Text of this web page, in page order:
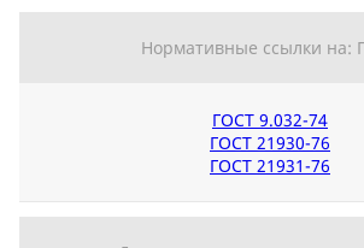
Нормативные ссылки на:
ГОСТ 9.032-74
ГОСТ 21930-76
ГОСТ 21931-76